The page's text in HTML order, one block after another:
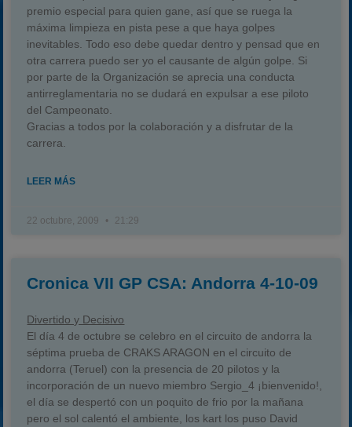
premio especial para quien gane, así que se ruega la
máxima limpieza en pista pese a que haya golpes
inevitables. Todo eso debe quedar dentro y pensad que en
otra carrera puedo ser yo el causante de algún golpe. Si
por parte de la Organización se aprecia una conducta
antirreglamentaria no se dudará en expulsar a ese piloto
del Campeonato.
Gracias a todos por la colaboración y a disfrutar de la
carrera.
LEER MÁS
22 octubre, 2009 21:29
Cronica VII GP CSA: Andorra 4-10-09
Divertido y Decisivo
El día 4 de octubre se celebro en el circuito de andorra la
séptima prueba de CRAKS ARAGON en el circuito de
andorra (Teruel) con la presencia de 20 pilotos y la
incorporación de un nuevo miembro Sergio_4 ¡bienvenido!,
el día se despertó con un poquito de frio por la mañana
pero el sol calentó el ambiente, los kart los puso David